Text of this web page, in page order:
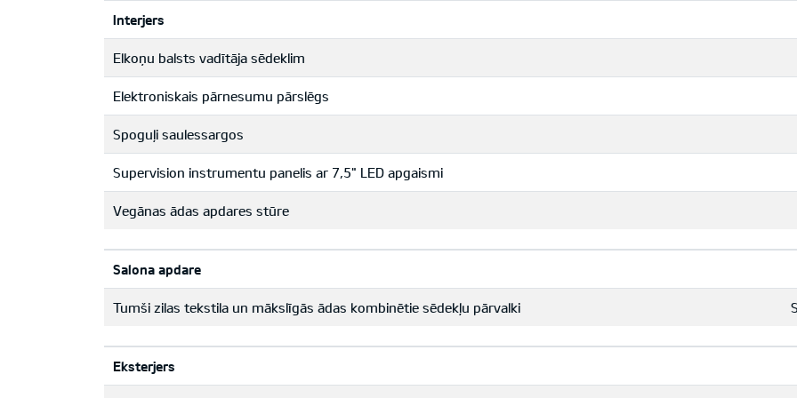
Interjers
Elkoņu balsts vadītāja sēdeklim
Elektroniskais pārnesumu pārslēgs
Spoguļi saulessargos
Supervision instrumentu panelis ar 7,5" LED apgaismi
Vegānas ādas apdares stūre
Salona apdare
Tumši zilas tekstila un mākslīgās ādas kombinētie sēdekļu pārvalki
Eksterjers